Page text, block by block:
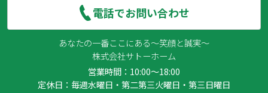
電話でお問い合わせ
あなたの一番ここにある～笑顔と誠実～
株式会社サトーホーム
営業時間：10:00～18:00
定休日：毎週水曜日・第二第三火曜日・第三日曜日